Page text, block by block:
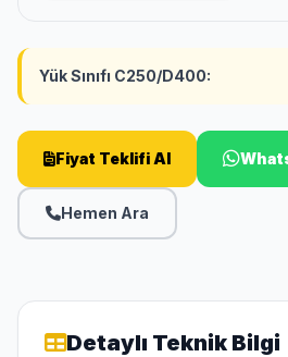
Yük Sınıfı C250/D400:
Fiyat Teklifi Al
Hemen Ara
Detaylı Teknik Bilgi